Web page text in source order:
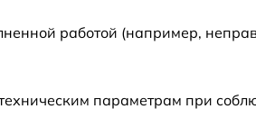
работой (например,
параметрам при